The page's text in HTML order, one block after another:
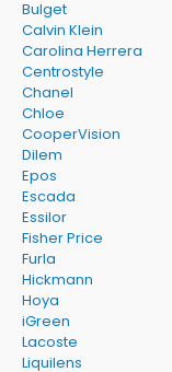
Bulget
Calvin Klein
Carolina Herrera
Centrostyle
Chanel
Chloe
CooperVision
Dilem
Epos
Escada
Essilor
Fisher Price
Furla
Hickmann
Hoya
iGreen
Lacoste
Liquilens